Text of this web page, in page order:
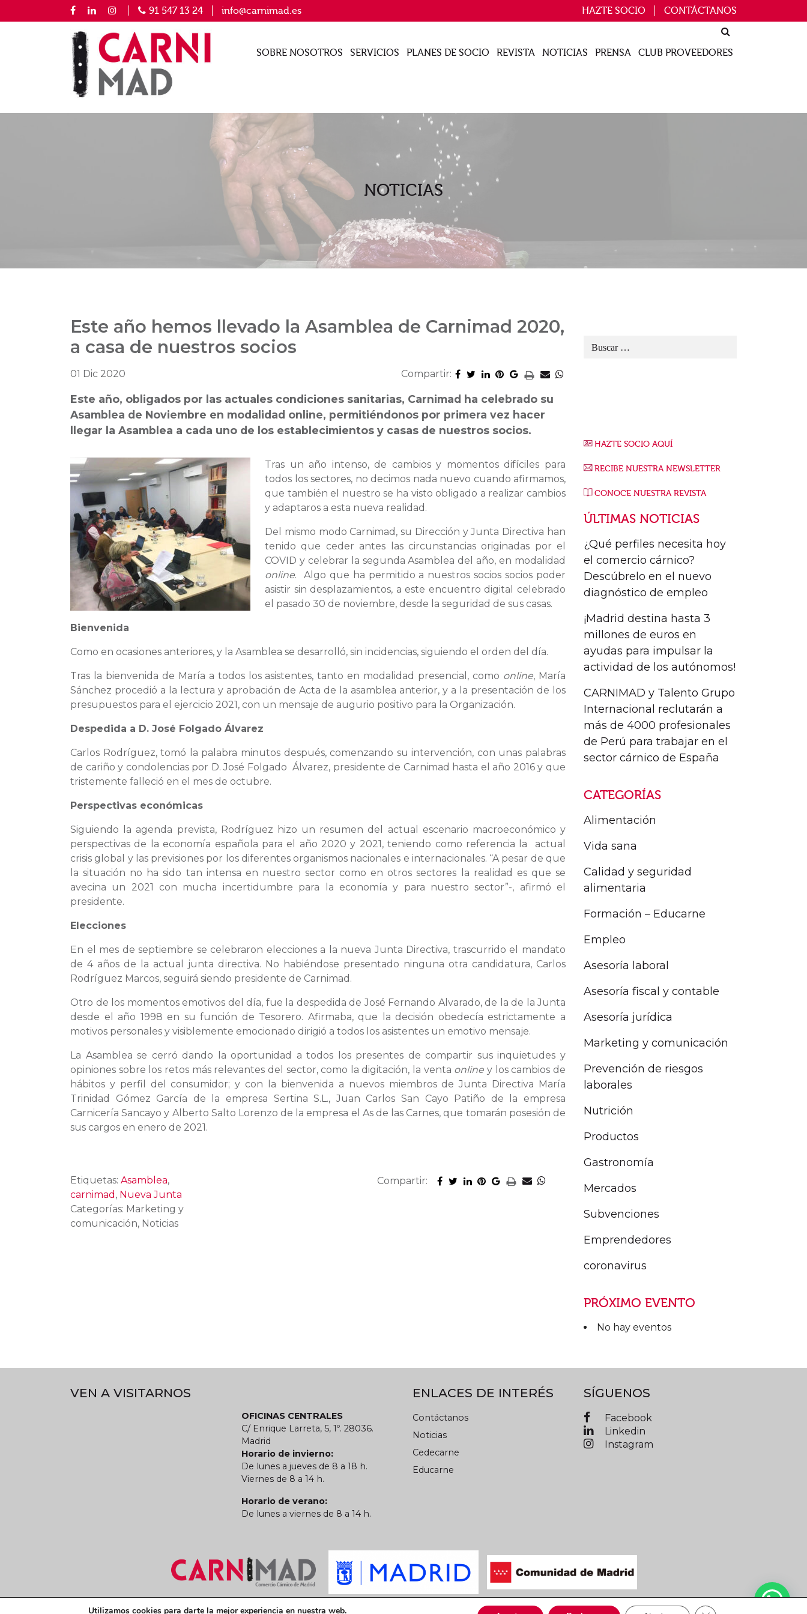
91 547 13 24 info@carnimad.es HAZTE SOCIO CONTÁCTANOS
SOBRE NOSOTROS SERVICIOS PLANES DE SOCIO REVISTA NOTICIAS PRENSA CLUB PROVEEDORES
NOTICIAS
Este año hemos llevado la Asamblea de Carnimad 2020,
a casa de nuestros socios
01 Dic 2020 Compartir:
Este año, obligados por las actuales condiciones sanitarias, Carnimad ha celebrado su
Asamblea de Noviembre en modalidad online, permitiéndonos por primera vez hacer
llegar la Asamblea a cada uno de los establecimientos y casas de nuestros socios.
Tras un año intenso, de cambios y momentos difíciles para
todos los sectores, no decimos nada nuevo cuando afirmamos,
que también el nuestro se ha visto obligado a realizar cambios
y adaptaros a esta nueva realidad.
Del mismo modo Carnimad, su Dirección y Junta Directiva han
tenido que ceder antes las circunstancias originadas por el
COVID y celebrar la segunda Asamblea del año, en modalidad
online. Algo que ha permitido a nuestros socios socios poder
asistir sin desplazamientos, a este encuentro digital celebrado
el pasado 30 de noviembre, desde la seguridad de sus casas.
Bienvenida
Como en ocasiones anteriores, y la Asamblea se desarrolló, sin incidencias, siguiendo el orden del día.
Tras la bienvenida de María a todos los asistentes, tanto en modalidad presencial, como online, María
Sánchez procedió a la lectura y aprobación de Acta de la asamblea anterior, y a la presentación de los
presupuestos para el ejercicio 2021, con un mensaje de augurio positivo para la Organización.
Despedida a D. José Folgado Álvarez
Carlos Rodríguez, tomó la palabra minutos después, comenzando su intervención, con unas palabras
de cariño y condolencias por D. José Folgado Álvarez, presidente de Carnimad hasta el año 2016 y que
tristemente falleció en el mes de octubre.
Perspectivas económicas
Siguiendo la agenda prevista, Rodríguez hizo un resumen del actual escenario macroeconómico y
perspectivas de la economía española para el año 2020 y 2021, teniendo como referencia la actual
crisis global y las previsiones por los diferentes organismos nacionales e internacionales. “A pesar de que
la situación no ha sido tan intensa en nuestro sector como en otros sectores la realidad es que se
avecina un 2021 con mucha incertidumbre para la economía y para nuestro sector”-, afirmó el
presidente.
Elecciones
En el mes de septiembre se celebraron elecciones a la nueva Junta Directiva, trascurrido el mandato
de 4 años de la actual junta directiva. No habiéndose presentado ninguna otra candidatura, Carlos
Rodríguez Marcos, seguirá siendo presidente de Carnimad.
Otro de los momentos emotivos del día, fue la despedida de José Fernando Alvarado, de la de la Junta
desde el año 1998 en su función de Tesorero. Afirmaba, que la decisión obedecía estrictamente a
motivos personales y visiblemente emocionado dirigió a todos los asistentes un emotivo mensaje.
La Asamblea se cerró dando la oportunidad a todos los presentes de compartir sus inquietudes y
opiniones sobre los retos más relevantes del sector, como la digitación, la venta onliney los cambios de
hábitos y perfil del consumidor; y con la bienvenida a nuevos miembros de Junta Directiva María
Trinidad Gómez García de la empresa Sertina S.L., Juan Carlos San Cayo Patiño de la empresa
Carnicería Sancayo y Alberto Salto Lorenzo de la empresa el As de las Carnes, que tomarán posesión de
sus cargos en enero de 2021.
Etiquetas: Asamblea,
carnimad , Nueva Junta
Categorías: Marketing y
comunicación, Noticias
Compartir:
HAZTE SOCIO AQUÍ
RECIBE NUESTRA NEWSLETTER
CONOCE NUESTRA REVISTA
ÚLTIMAS NOTICIAS
¿Qué perfiles necesita hoy
el comercio cárnico?
Descúbrelo en el nuevo
diagnóstico de empleo
¡Madrid destina hasta 3
millones de euros en
ayudas para impulsar la
actividad de los autónomos!
CARNIMAD y Talento Grupo
Internacional reclutarán a
más de 4000 profesionales
de Perú para trabajar en el
sector cárnico de España
CATEGORÍAS
Alimentación
Vida sana
Calidad y seguridad
alimentaria
Formación – Educarne
Empleo
Asesoría laboral
Asesoría fiscal y contable
Asesoría jurídica
Marketing y comunicación
Prevención de riesgos
laborales
Nutrición
Productos
Gastronomía
Mercados
Subvenciones
Emprendedores
coronavirus
PRÓXIMO EVENTO
No hay eventos
VEN A VISITARNOS
OFICINAS CENTRALES
C/ Enrique Larreta, 5, 1º. 28036.
Madrid
Horario de invierno:
De lunes a jueves de 8 a 18 h.
Viernes de 8 a 14 h.
Horario de verano:
De lunes a viernes de 8 a 14 h.
ENLACES DE INTERÉS
Contáctanos
Noticias
Cedecarne
Educarne
SÍGUENOS
Facebook
Linkedin
Instagram
Términos y condiciones legales Política de privacidad Política de cookies CARNIMAD © 2019 Todos los derechos reservados
Utilizamos cookies para darte la mejor experiencia en nuestra web.